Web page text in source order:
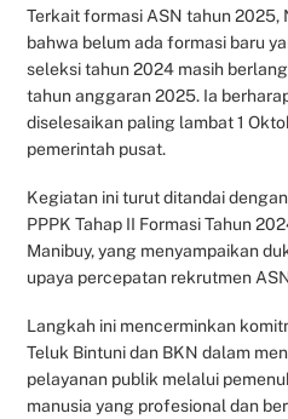
Terkait formasi ASN tahun 2025,
bahwa belum ada formasi baru
seleksi tahun 2024 masih
tahun anggaran 2025. Ia
diselesaikan paling lambat 1
pemerintah pusat.
Kegiatan ini turut ditandai
PPPK Tahap II Formasi Tahun
Manibuy, yang menyampaikan
upaya percepatan rekrutmen
Langkah ini mencerminkan
Teluk Bintuni dan BKN dalam
pelayanan publik melalui
manusia yang profesional dan